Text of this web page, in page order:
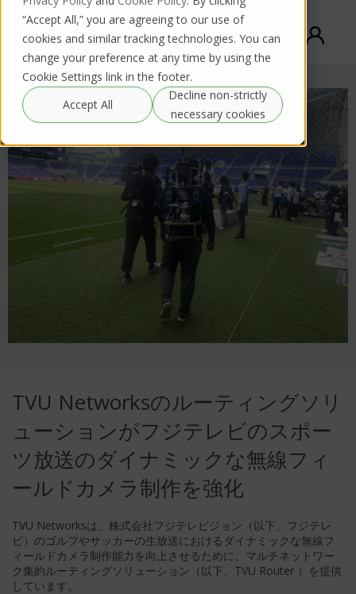
“Accept All,” you are agreeing to our use of
cookies and similar tracking technologies. You can
change your preference at any time by using the
Cookie Settings link in the footer.
Accept All
Decline non-strictly
necessary cookies
TVU Networksのルーティングソリ
ューションがフジテレビのスポー
ツ放送のダイナミックな無線フィ
ールドカメラ制作を強化
TVU Networksは、株式会社フジテレビジョン（以下、フジテレ
ビ）のゴルフやサッカーの生放送におけるダイナミックな無線フ
ィールドカメラ制作能力を向上させるために、マルチネットワー
ク集約ルーティングソリューション（以下、TVU Router ）を提供
しています。